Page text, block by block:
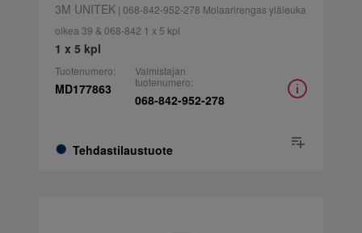
3M UNITEK| 068-842-952-278 Molaarirengas yläleuka
oikea 39 & 068-842 1 x 5 kpl
1 x 5 kpl
Tuotenumero:
MD177863
Tehdastilaustuote
Valmistajan
tuotenumero:
068-842-952-278